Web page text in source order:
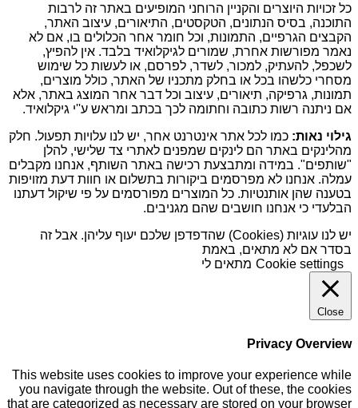
כל זכויות היוצרים והקניין הרוחני המופיעים באתר זה לרבות
התוכנה, בסיס הנתונים, הטקסטים, התיאורים, עיצוב האתר,
הקבצים הגרפיים, התמונות, וכל חומר אחר הכלולים בו, אם לא
נאמר מפורשות אחרת, שמורים לגיקלואיד בלבד. אין להפיץ,
לשכפל, להעתיק, למכור, לשדר, לפרסם, או לעשות כל שימוש
מסחרי כלשהו בכל או בחלק מתכניו של האתר, כולל מוצרים,
תמונות, גרפיקה, תיאורים, עיצוב וכל דבר אחר המוצג באתר, אלא
אם ניתנה רשות כתובה וחתומה לכך בכתב ומראש ע''י גיקלואיד.
גילוי נאות: כמו לכל אתר אינטרנט אחר, יש לנו עלויות תפעול. חלק
מהלינקים באתר הם לינקים שמפנים לאתרי צד שלישי, להלן
"שותפים". במידה ומתבצעת רכישה באתר השותף, אנחנו מקבלים
עמלה. אנחנו לא מפרסמים ביקורות בתשלום או חוות דעת מזויפות
בטענה שהן אותנטיות. כל המוצרים מפורסמים על פי שיקול דעתנו
הבלעדי כי אנחנו חושבים שהם מגניבים.
יש לנו עוגיות (Cookies) שהדפדפן שלכם יעוף עליהן. אבל זה
בסדר אם לא מתאים, באמת
Cookie settings מתאים לי
Close
Privacy Overview
This website uses cookies to improve your experience while
you navigate through the website. Out of these, the cookies
that are categorized as necessary are stored on your browser